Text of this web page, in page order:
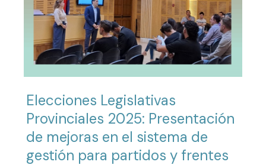
Elecciones Legislativas
Provinciales 2025: Presentación
de mejoras en el sistema de
gestión para partidos y frentes